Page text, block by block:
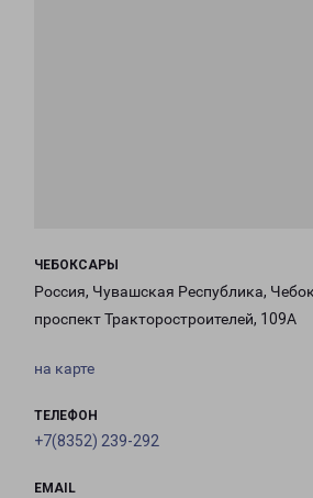
ЧЕБОКСАРЫ
Россия, Чувашская Республика,
проспект Тракторостроителей, 109А
на карте
ТЕЛЕФОН
+7(8352) 239-292
EMAIL